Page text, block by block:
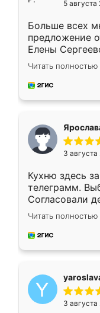
5 августа
Больше всех
предложение
Елены
короткие
для замера
предложил по
Читать полностью
3 августа
Кухню здесь
телеграмм.
Согласовали
недели кухня
довольны
мебель за
Читать полностью
3 августа